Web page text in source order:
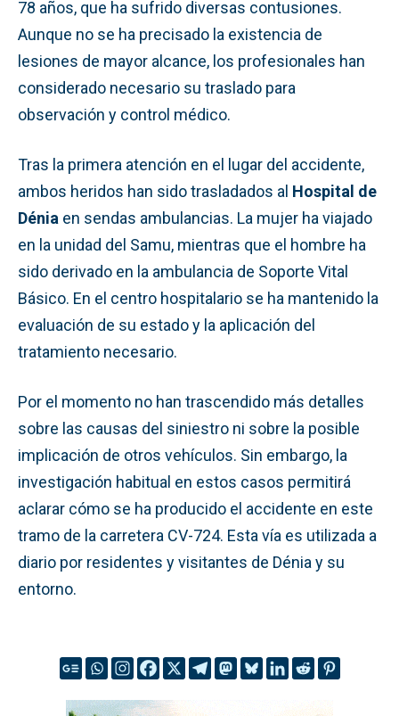
78 años, que ha sufrido diversas contusiones.
Aunque no se ha precisado la existencia de
lesiones de mayor alcance, los profesionales han
considerado necesario su traslado para
observación y control médico.
Tras la primera atención en el lugar del accidente,
ambos heridos han sido trasladados al Hospital de
Dénia en sendas ambulancias. La mujer ha viajado
en la unidad del Samu, mientras que el hombre ha
sido derivado en la ambulancia de Soporte Vital
Básico. En el centro hospitalario se ha mantenido la
evaluación de su estado y la aplicación del
tratamiento necesario.
Por el momento no han trascendido más detalles
sobre las causas del siniestro ni sobre la posible
implicación de otros vehículos. Sin embargo, la
investigación habitual en estos casos permitirá
aclarar cómo se ha producido el accidente en este
tramo de la carretera CV-724. Esta vía es utilizada a
diario por residentes y visitantes de Dénia y su
entorno.